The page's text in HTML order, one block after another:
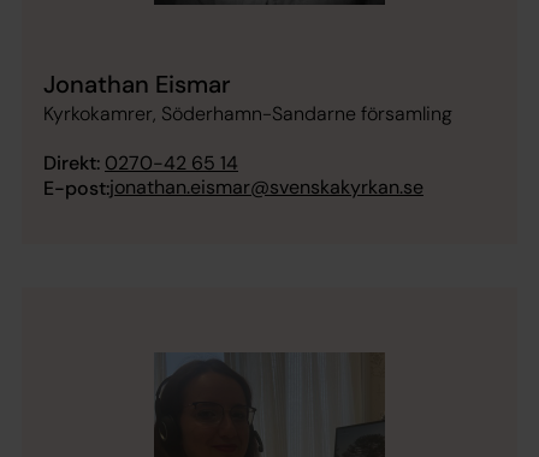
Jonathan Eismar
Kyrkokamrer, Söderhamn-Sandarne församling
Direkt: 0270-42 65 14
E-post:jonathan.eismar@svenskakyrkan.se